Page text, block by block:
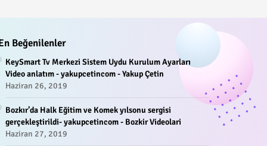
Beğenilenler
KeySmart Tv Merkezi Sistem Uydu Kurulum Ayarları
Video anlatım - yakupcetincom - Yakup Çetin
Haziran 26, 2019
Bozkır’da Halk Eğitim ve Komek yılsonu sergisi
gerçekleştirildi- yakupcetincom - Bozkir Videolari
Haziran 27, 2019